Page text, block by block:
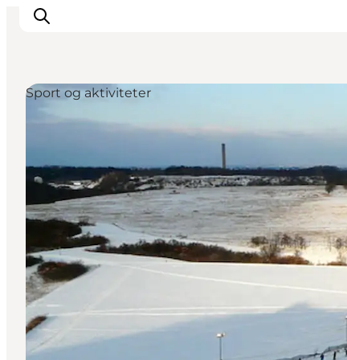
Byer & steder
Guides & inspiration
Overnatning
Oplevelser
Sport og aktiviteter